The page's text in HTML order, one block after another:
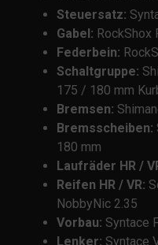
Steuersatz:
Gabel: RockShox
Federbein:
Schaltgruppe:
175 / 180 mm
Bremsen:
Bremsscheiben:
180 mm
Laufräder HR /
Reifen HR / VR:
NobbyNic 2.35
Vorbau: Syntace
Lenker: Syntace